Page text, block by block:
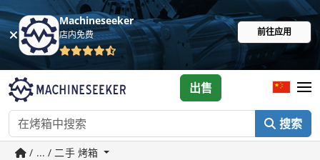
Machineseeker
店内免费 前往应用
搜索
出售
/ ... / 二手 烤箱